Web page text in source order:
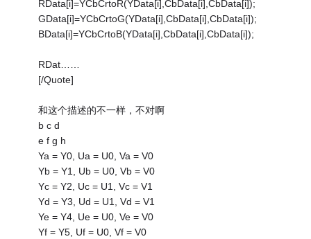
RData[i]=YCbCrtoR(YData[i],CbData[i],CbData[i]);
GData[i]=YCbCrtoG(YData[i],CbData[i],CbData[i]);
BData[i]=YCbCrtoB(YData[i],CbData[i],CbData[i]);
RDat……
[/Quote]
和这个描述的不一样，不对啊
b c d
e f g h
Ya = Y0, Ua = U0, Va = V0
Yb = Y1, Ub = U0, Vb = V0
Yc = Y2, Uc = U1, Vc = V1
Yd = Y3, Ud = U1, Vd = V1
Ye = Y4, Ue = U0, Ve = V0
Yf = Y5, Uf = U0, Vf = V0